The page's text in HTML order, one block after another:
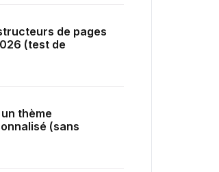
de pages
(test de
thème
(sans